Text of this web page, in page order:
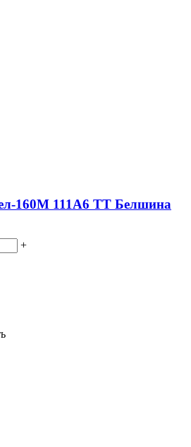
160М 111A6 TT Белшина
+